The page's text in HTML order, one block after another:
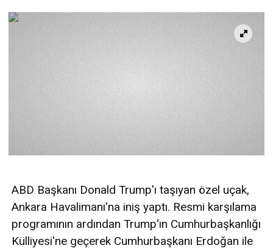
ABD Başkanı Donald Trump'ı taşıyan özel uçak,
Ankara Havalimanı'na iniş yaptı. Resmi karşılama
programının ardından Trump'ın Cumhurbaşkanlığı
Külliyesi'ne geçerek Cumhurbaşkanı Erdoğan ile